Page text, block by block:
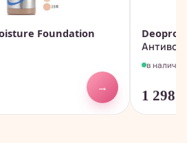
Foundation
→
в наличии
1 298